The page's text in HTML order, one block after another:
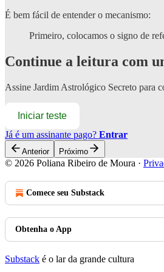
É bem fácil de entender o mecanismo:
Primeiro, colocamos o signo de
Continue a leitura com
Assine Jardim Astrológico Secreto para
Iniciar teste
Já é um assinante pago? Entrar
Anterior Próximo
© 2026 Poliana Ribeiro de Moura ·
Comece seu Substack
Obtenha o App
Substack é o lar da grande cultura